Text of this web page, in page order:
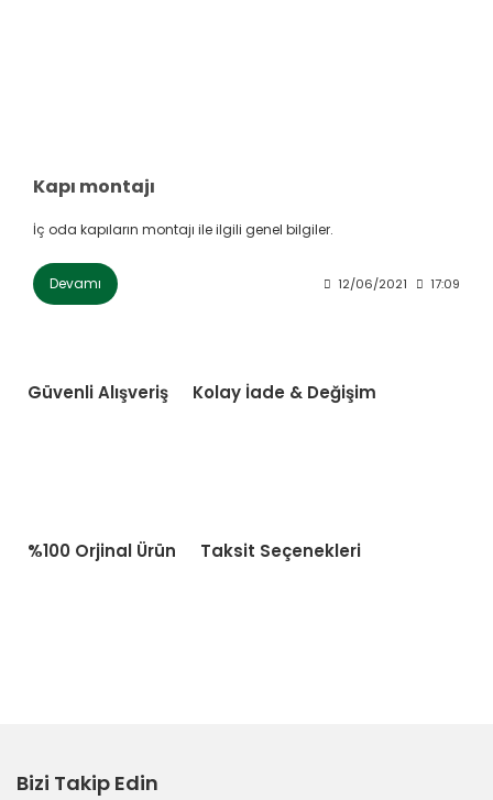
Kapı montajı
İç oda kapıların montajı ile ilgili genel bilgiler.
Devamı 12/06/2021 17:09
Güvenli Alışveriş Kolay İade & Değişim
%100 Orjinal Ürün Taksit Seçenekleri
Bizi Takip Edin